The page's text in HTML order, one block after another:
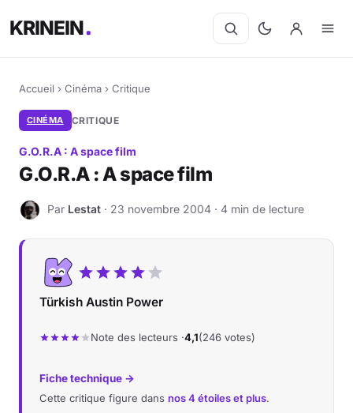
KRINEIN
Accueil › Cinéma › Critique
CINÉMA CRITIQUE
G.O.R.A : A space film
G.O.R.A : A space film
L Par Lestat · 23 novembre 2004 · 4 min de lecture
Türkish Austin Power
Note des lecteurs ·4,1(246 votes)
Fiche technique →
Cette critique figure dans nos 4 étoiles et plus.